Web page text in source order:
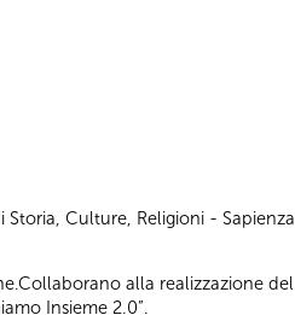
Culture, Religioni - Sapienza
alla realizzazione del
Insieme 2.0”.